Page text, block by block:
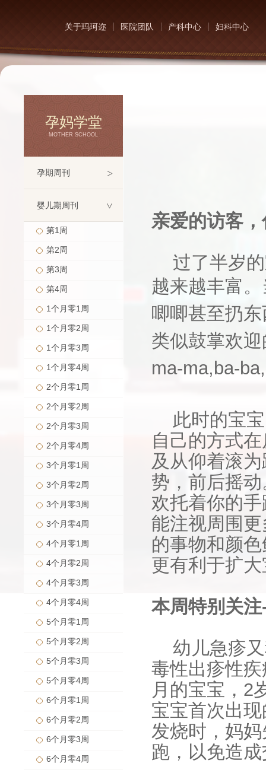
关于玛珂迩 医院团队 产科中心 妇科中心
孕妈学堂
MOTHER SCHOOL
孕期周刊 >
婴儿期周刊 >
第1周
第2周
第3周
第4周
1个月零1周
1个月零2周
1个月零3周
1个月零4周
2个月零1周
2个月零2周
2个月零3周
2个月零4周
3个月零1周
3个月零2周
3个月零3周
3个月零4周
4个月零1周
4个月零2周
4个月零3周
4个月零4周
5个月零1周
5个月零2周
5个月零3周
5个月零4周
6个月零1周
6个月零2周
6个月零3周
6个月零4周
亲爱的访客
过了半岁的
越来越丰富
唧唧甚至扔
类似鼓掌欢
ma-ma,ba-
此时的宝
自己的方式
及从仰着滚
势，前后摇
欢托着你的
能注视周围
的事物和颜
更有利于扩
本周特别关
幼儿急疹
毒性出疹性
月的宝宝，2
宝宝首次出
发烧时，妈
跑，以免造